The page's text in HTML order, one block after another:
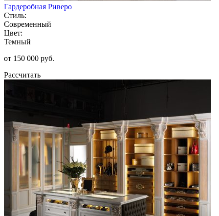
Гардеробная Риверо
Стиль:
Современный
Цвет:
Темный
от 150 000 руб.
Рассчитать